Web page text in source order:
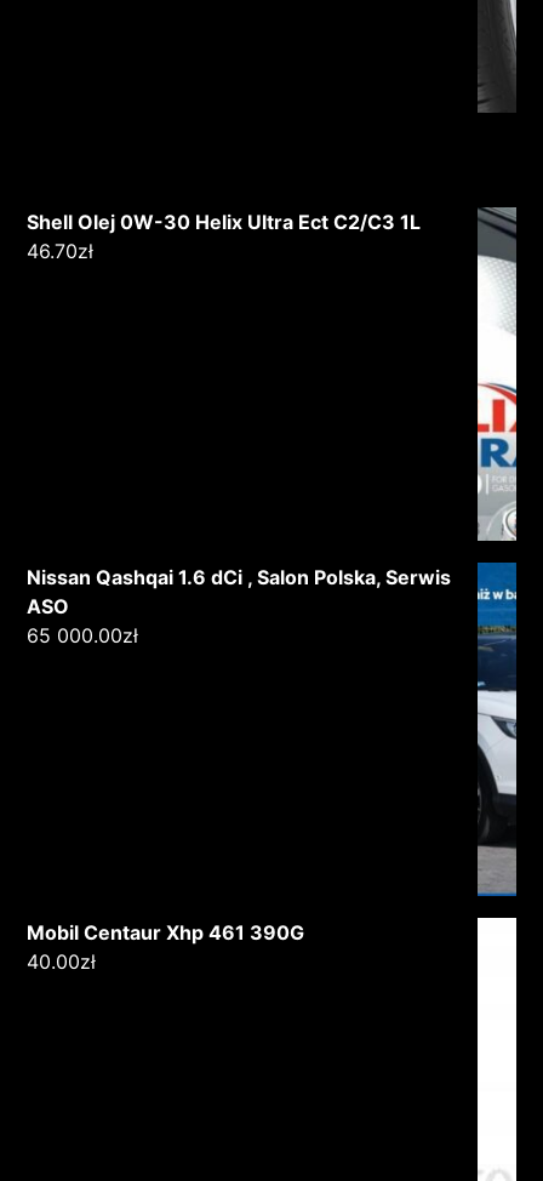
Shell Olej 0W-30 Helix Ultra Ect C2/C3 1L
46.70zł
Nissan Qashqai 1.6 dCi , Salon Polska, Serwis
ASO
65 000.00zł
Mobil Centaur Xhp 461 390G
40.00zł